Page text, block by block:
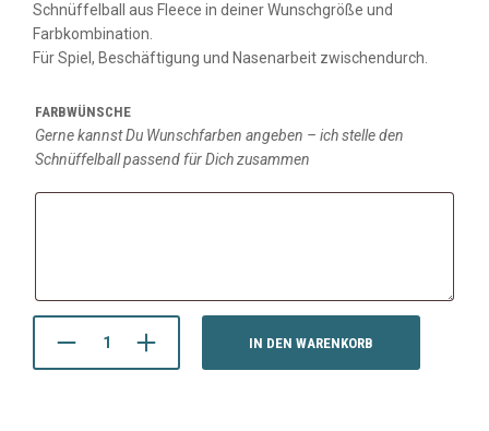
Schnüffelball aus Fleece in deiner Wunschgröße und
Farbkombination.
Für Spiel, Beschäftigung und Nasenarbeit zwischendurch.
FARBWÜNSCHE
Gerne kannst Du Wunschfarben angeben – ich stelle den
Schnüffelball passend für Dich zusammen
IN DEN WARENKORB